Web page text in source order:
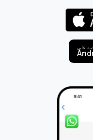
على